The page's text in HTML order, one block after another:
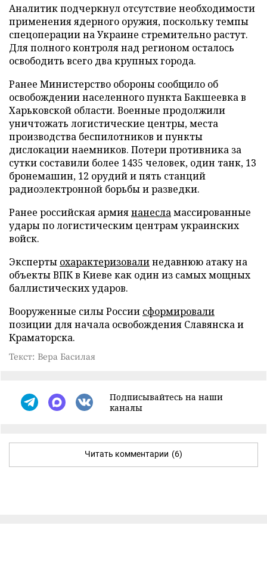
Аналитик подчеркнул отсутствие необходимости
применения ядерного оружия, поскольку темпы
спецоперации на Украине стремительно растут.
Для полного контроля над регионом осталось
освободить всего два крупных города.
Ранее Министерство обороны сообщило об
освобождении населенного пункта Бакшеевка в
Харьковской области. Военные продолжили
уничтожать логистические центры, места
производства беспилотников и пункты
дислокации наемников. Потери противника за
сутки составили более 1435 человек, один танк, 13
бронемашин, 12 орудий и пять станций
радиоэлектронной борьбы и разведки.
Ранее российская армиянанесламассированные
удары по логистическим центрам украинских
войск.
Эксперты охарактеризовалинедавнюю атаку на
объекты ВПК в Киеве как один из самых мощных
баллистических ударов.
Вооруженные силы России сформировали
позиции для начала освобождения Славянска и
Краматорска.
Текст: Вера Басилая
Подписывайтесь на наши
каналы
Читать комментарии (6)